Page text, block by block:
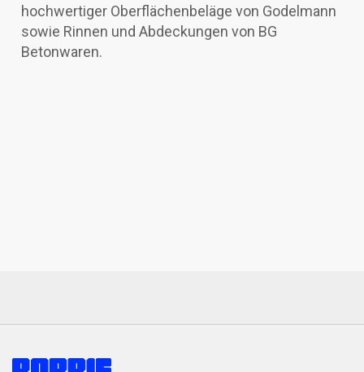
hochwertiger Oberflächenbeläge von Godelmann
sowie Rinnen und Abdeckungen von BG
Betonwaren.